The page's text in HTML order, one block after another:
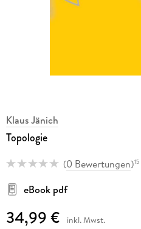
Klaus Jänich
Topologie
(0 Bewertungen)15
eBook pdf
34,99 € inkl. Mwst.